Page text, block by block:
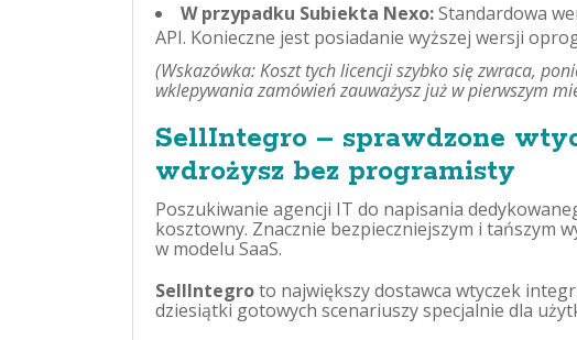
W przypadku Subiekta Nexo:Standardowa
API. Konieczne jest posiadanie wyższej wersji
(Wskazówka: Koszt tych licencji szybko się zwraca,
wklepywania zamówień zauważysz już w pierwszym
SellIntegro – sprawdzone
wdrożysz bez programisty
Poszukiwanie agencji IT do napisania
kosztowny. Znacznie bezpieczniejszym i tańszym
w modelu SaaS.
SellIntegroto największy dostawca wtyczek
dziesiątki gotowych scenariuszy specjalnie dla